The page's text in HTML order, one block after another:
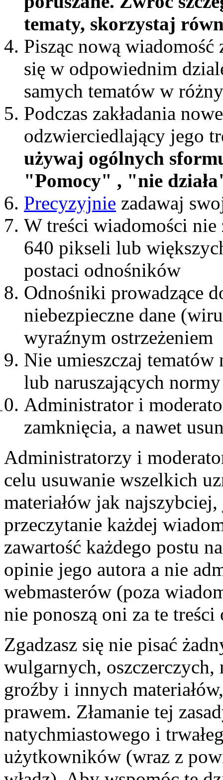
tematy, skorzystaj
Pisząc nową wiadomość
się w odpowiednim
samych tematów w
Podczas zakładania
odzwierciedlający jego
używaj ogólnych
"Pomocy" , "nie
Precyzyjnie zadawaj
W treści wiadomości nie
640 pikseli lub
postaci odnośników
Odnośniki prowadzące
niebezpieczne dane
wyraźnym ostrzeżeniem
Nie umieszczaj
lub naruszających normy
Administrator i
zamknięcia, a nawet
Administratorzy i
celu usuwanie wszelkich
materiałów jak
przeczytanie każdej
zawartość każdego postu
opinie jego autora a nie
webmasterów (poza
nie ponoszą oni za te
Zgadzasz się nie pisać
wulgarnych,
groźby i innych
prawem. Złamanie tej
natychmiastowego i
użytkowników (wraz z